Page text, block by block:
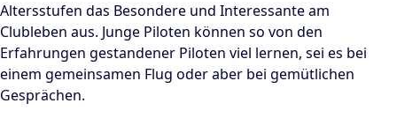
Altersstufen das Besondere und Interessante am
Clubleben aus. Junge Piloten können so von den
Erfahrungen gestandener Piloten viel lernen, sei es bei
einem gemeinsamen Flug oder aber bei gemütlichen
Gesprächen.